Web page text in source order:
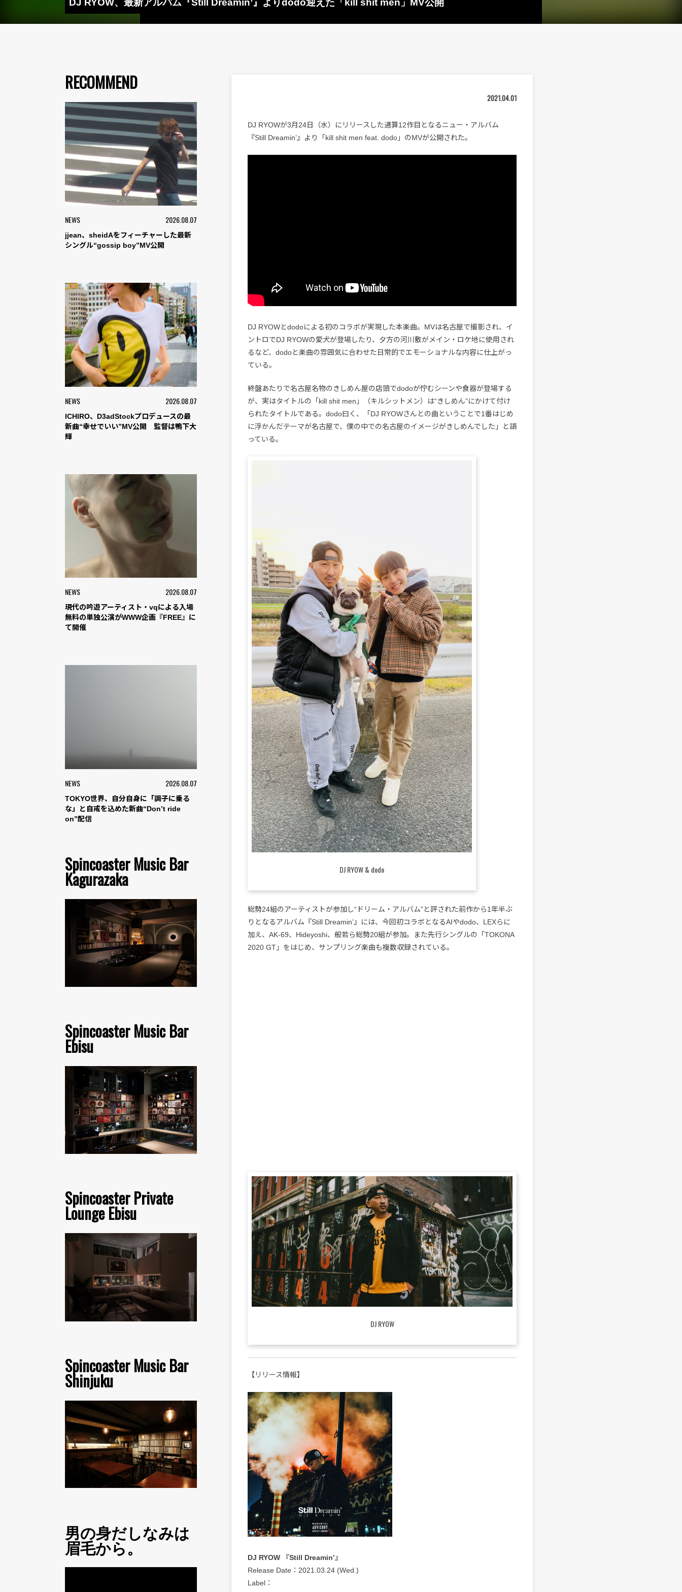
DJ RYOW、最新アルバム『Still Dreamin’』よりdodo迎えた「kill shit men」MV公開
RECOMMEND
NEWS 2026.08.07
jjean、sheidAをフィーチャーした最新
シングル“gossip boy”MV公開
NEWS 2026.08.07
ICHIRO、D3adStockプロデュースの最
新曲“幸せでいい”MV公開 監督は鴨下大
輝
NEWS 2026.08.07
現代の吟遊アーティスト・vqによる入場
無料の単独公演がWWW企画『FREE』に
て開催
NEWS 2026.08.07
TOKYO世界、自分自身に「調子に乗る
な」と自戒を込めた新曲“Don’t ride
on”配信
Spincoaster Music Bar
Kagurazaka
Spincoaster Music Bar
Ebisu
Spincoaster Private
Lounge Ebisu
Spincoaster Music Bar
Shinjuku
男の身だしなみは
眉毛から。
2021.04.01
DJ RYOWが3月24日（水）にリリースした通算12作目となるニュー・アルバム
『Still Dreamin’』より「kill shit men feat. dodo」のMVが公開された。
DJ RYOWとdodoによる初のコラボが実現した本楽曲。MVは名古屋で撮影され、イ
ントロでDJ RYOWの愛犬が登場したり、夕方の河川敷がメイン・ロケ地に使用され
るなど、dodoと楽曲の雰囲気に合わせた日常的でエモーショナルな内容に仕上がっ
ている。
終盤あたりで名古屋名物のきしめん屋の店頭でdodoが佇むシーンや食器が登場する
が、実はタイトルの「kill shit men」（キルシットメン）は“きしめん”にかけて付け
られたタイトルである。dodo曰く、「DJ RYOWさんとの曲ということで1番はじめ
に浮かんだテーマが名古屋で、僕の中での名古屋のイメージがきしめんでした」と語
っている。
DJ RYOW & dodo
総勢24組のアーティストが参加し“ドリーム・アルバム”と評された前作から1年半ぶ
りとなるアルバム『Still Dreamin’』には、今回初コラボとなるAIやdodo、LEXらに
加え、AK-69、Hideyoshi、般若ら総勢20組が参加。また先行シングルの「TOKONA
2020 GT」をはじめ、サンプリング楽曲も複数収録されている。
DJ RYOW
【リリース情報】
DJ RYOW 『Still Dreamin’』
Release Date：2021.03.24 (Wed.)
Label：